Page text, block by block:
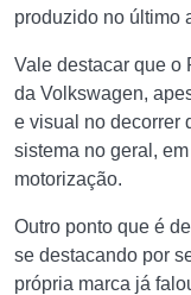
produzido no último
Vale destacar que o
da Volkswagen,
e visual no decorrer
sistema no geral,
motorização.
Outro ponto que é
se destacando por
própria marca já